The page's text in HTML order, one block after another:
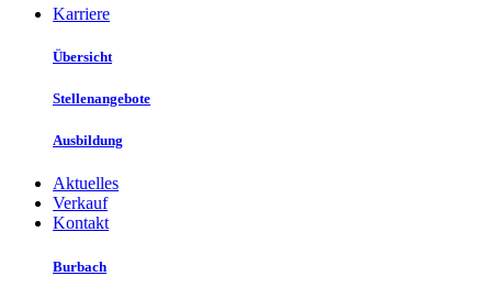
Karriere
Übersicht
Stellenangebote
Ausbildung
Aktuelles
Verkauf
Kontakt
Burbach